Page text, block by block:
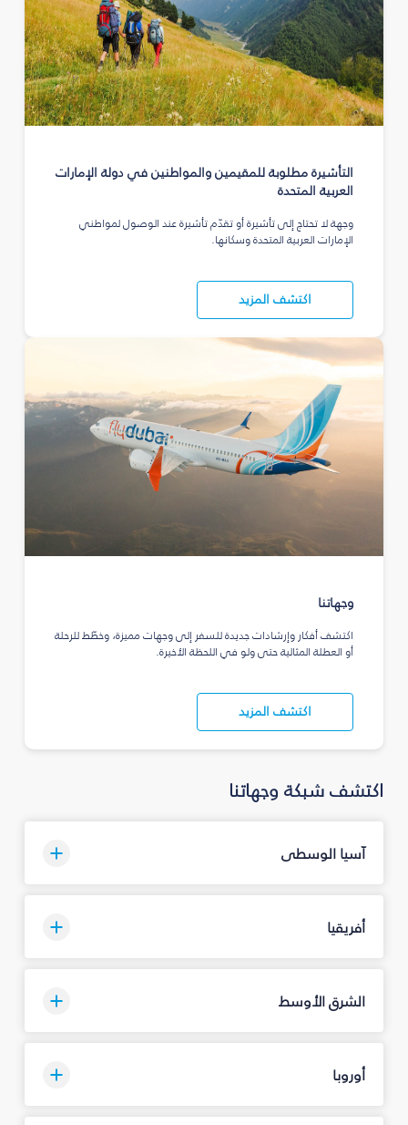
التأشيرة مطلوبة للمقيمين والمواطنين في دولة الإمارات
العربية المتحدة
وجهة لا تحتاج إلى تأشيرة أو تقدّم تأشيرة عند الوصول لمواطني
الإمارات العربية المتحدة وسكانها.
اكتشف المزيد
وجهاتنا
اكتشف أفكار وإرشادات جديدة للسفر إلى وجهات مميزة، وخطّط للرحلة
أو العطلة المثالية حتى ولو في اللحظة الأخيرة.
اكتشف المزيد
اكتشف شبكة وجهاتنا
آسيا الوسطى
أفريقيا
الشرق الأوسط
أوروبا